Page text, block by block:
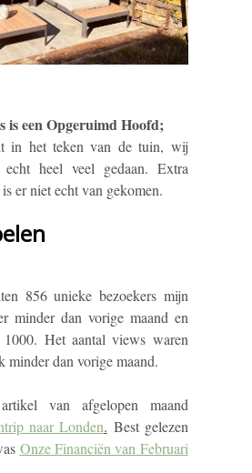
is een Opgeruimd Hoofd;
in het teken van de tuin, wij
heel veel gedaan. Extra
er niet echt van gekomen.
856 unieke bezoekers mijn
minder dan vorige maand en
1000. Het aantal views waren
minder dan vorige maand.
van afgelopen maand
naar Londen. Best gelezen
Onze Financiën van Februari